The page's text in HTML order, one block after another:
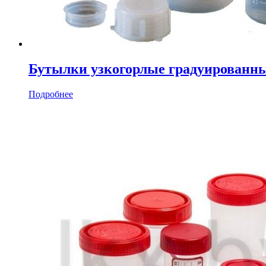
Бутылки узкогорлые
Подробнее